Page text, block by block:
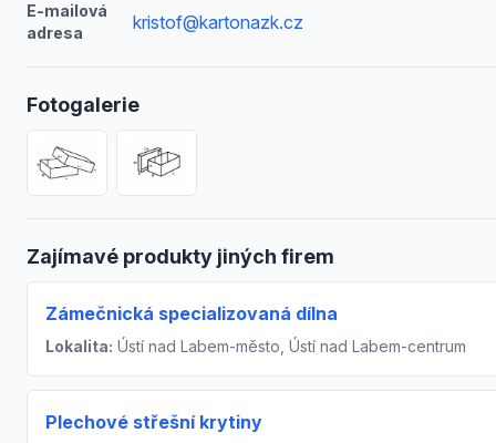
E-mailová
adresa
kristof@kartonazk.cz
Fotogalerie
Zajímavé produkty jiných firem
Zámečnická specializovaná dílna
Lokalita: Ústí nad Labem-město, Ústí nad Labem-centrum
Plechové střešní krytiny